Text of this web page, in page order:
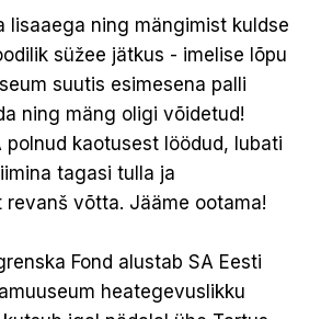
lisaaega ning mängimist kuldse
süžee jätkus - imelise lõpu
suutis esimesena palli
ning mäng oligi võidetud!
polnud kaotusest löödud, lubati
tagasi tulla ja
revanš võtta. Jääme ootama!
Fond alustab SA Eesti
heategevuslikku